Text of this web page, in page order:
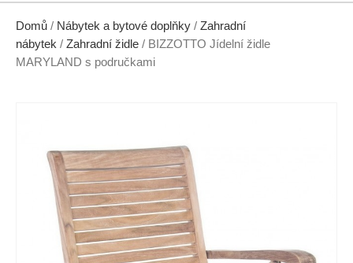
Domů / Nábytek a bytové doplňky / Zahradní
nábytek / Zahradní židle / BIZZOTTO Jídelní židle
MARYLAND s područkami